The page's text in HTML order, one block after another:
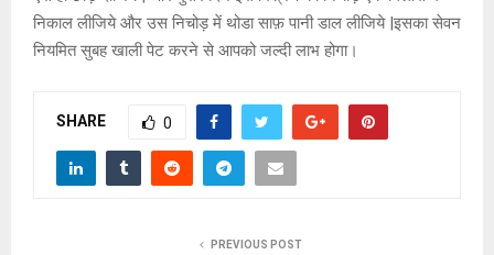
निकाल लीजिये और उस निचोड़ में थोडा साफ़ पानी डाल लीजिये |इसका सेवन
नियमित सुबह खाली पेट करने से आपको जल्दी लाभ होगा।
SHARE 0
PREVIOUS POST